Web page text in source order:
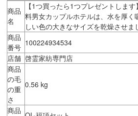
商品
名
【1つ買ったら1つプレゼントしま
料男女カップルホテルは、水を厚く
しい色の大きなサイズを乾燥させま
商品
番号 100224934534
店舗 啓霊家紡専門店
商品
の毛
の重
さ
0.56 kg
商品